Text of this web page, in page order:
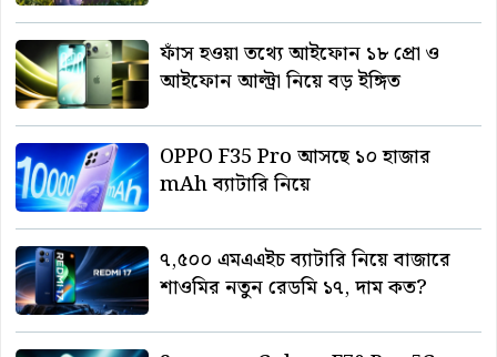
ফাঁস হওয়া তথ্যে আইফোন ১৮ প্রো ও
আইফোন আল্ট্রা নিয়ে বড় ইঙ্গিত
OPPO F35 Pro আসছে ১০ হাজার
mAh ব্যাটারি নিয়ে
৭,৫০০ এমএএইচ ব্যাটারি নিয়ে বাজারে
শাওমির নতুন রেডমি ১৭, দাম কত?